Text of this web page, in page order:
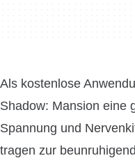
Als kostenlose
Shadow: Mansion eine
Spannung und
tragen zur